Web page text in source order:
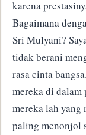
karena
Bagaimana
Sri Mulyani?
tidak berani
rasa cinta
mereka di dalam
mereka lah yang
paling menonjol